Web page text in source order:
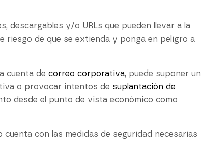
descargables y/o URLs que pueden llevar a la
riesgo de que se extienda y ponga en peligro a
cuenta de correo corporativa, puede suponer un
o provocar intentos de suplantación de
desde el punto de vista económico como
con las medidas de seguridad necesarias